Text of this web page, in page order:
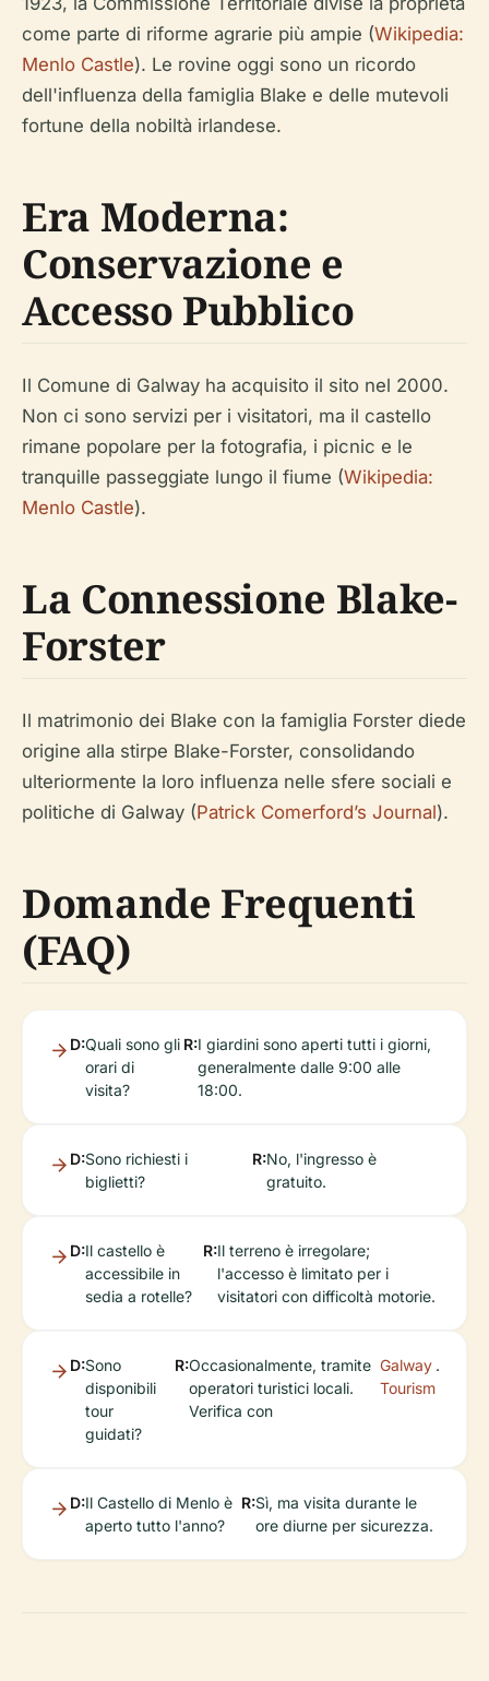
come parte di riforme agrarie più ampie (Wikipedia:
Menlo Castle). Le rovine oggi sono un ricordo
dell'influenza della famiglia Blake e delle mutevoli
fortune della nobiltà irlandese.
Era Moderna:
Conservazione e
Accesso Pubblico
Il Comune di Galway ha acquisito il sito nel 2000.
Non ci sono servizi per i visitatori, ma il castello
rimane popolare per la fotografia, i picnic e le
tranquille passeggiate lungo il fiume (Wikipedia:
Menlo Castle).
La Connessione Blake-
Forster
Il matrimonio dei Blake con la famiglia Forster diede
origine alla stirpe Blake-Forster, consolidando
ulteriormente la loro influenza nelle sfere sociali e
politiche di Galway (Patrick Comerford’s Journal).
Domande Frequenti
(FAQ)
D:Quali sono gli
orari di
visita?
R:I giardini sono aperti tutti i giorni,
generalmente dalle 9:00 alle
18:00.
D:Sono richiesti i
biglietti?
R:No, l'ingresso è
gratuito.
D:Il castello è
accessibile in
sedia a rotelle?
R:Il terreno è irregolare;
l'accesso è limitato per i
visitatori con difficoltà motorie.
D:Sono
disponibili
tour
guidati?
R:Occasionalmente, tramite
operatori turistici locali.
Verifica con
Galway
Tourism
.
D:Il Castello di Menlo è
aperto tutto l'anno?
R:Sì, ma visita durante le
ore diurne per sicurezza.